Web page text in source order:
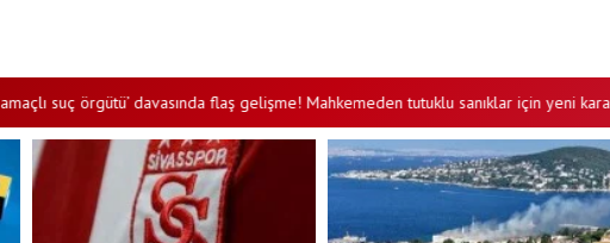
örgütü’ davasında flaş gelişme! Mahkemeden tutuklu sanıklar için yeni karar •